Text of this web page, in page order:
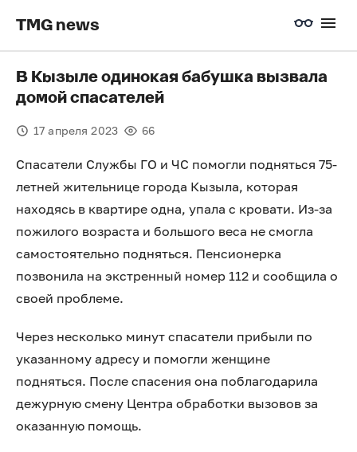
TMG news
В Кызыле одинокая бабушка вызвала
домой спасателей
17 апреля 2023 66
Спасатели Службы ГО и ЧС помогли подняться 75-
летней жительнице города Кызыла, которая
находясь в квартире одна, упала с кровати. Из-за
пожилого возраста и большого веса не смогла
самостоятельно подняться. Пенсионерка
позвонила на экстренный номер 112 и сообщила о
своей проблеме.
Через несколько минут спасатели прибыли по
указанному адресу и помогли женщине
подняться. После спасения она поблагодарила
дежурную смену Центра обработки вызовов за
оказанную помощь.